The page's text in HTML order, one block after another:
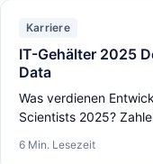
Karriere
IT-Gehälter 2025
Data
Was verdienen
Scientists 2025?
6 Min. Lesezeit